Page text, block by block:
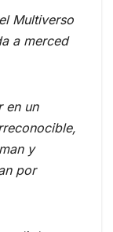
Multiverso
a merced
en un
y
por